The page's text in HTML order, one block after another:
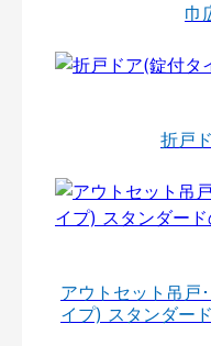
巾
折戸
アウトセット吊戸
イプ) スタンダード